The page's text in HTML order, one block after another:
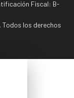
Fiscal: B-
los derechos